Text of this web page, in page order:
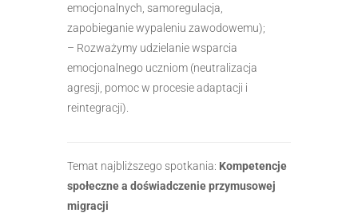
emocjonalnych, samoregulacja,
zapobieganie wypaleniu zawodowemu);
– Rozważymy udzielanie wsparcia
emocjonalnego uczniom (neutralizacja
agresji, pomoc w procesie adaptacji i
reintegracji).
Temat najbliższego spotkania: Kompetencje
społeczne a doświadczenie przymusowej
migracji